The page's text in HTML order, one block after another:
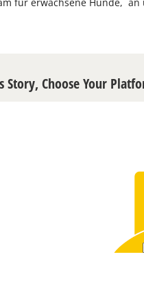
Story, Choose Your